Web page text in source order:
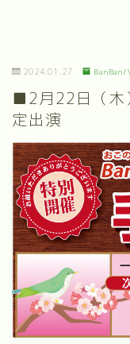
2024.01.27 BanBan
■2月22日（木
定出演